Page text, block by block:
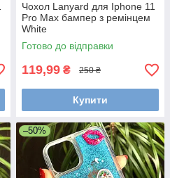
Чохол Lanyard для Iphone 11
Pro Max бампер з ремінцем
White
Готово до відправки
119,99 ₴ 250 ₴
Купити
–50%